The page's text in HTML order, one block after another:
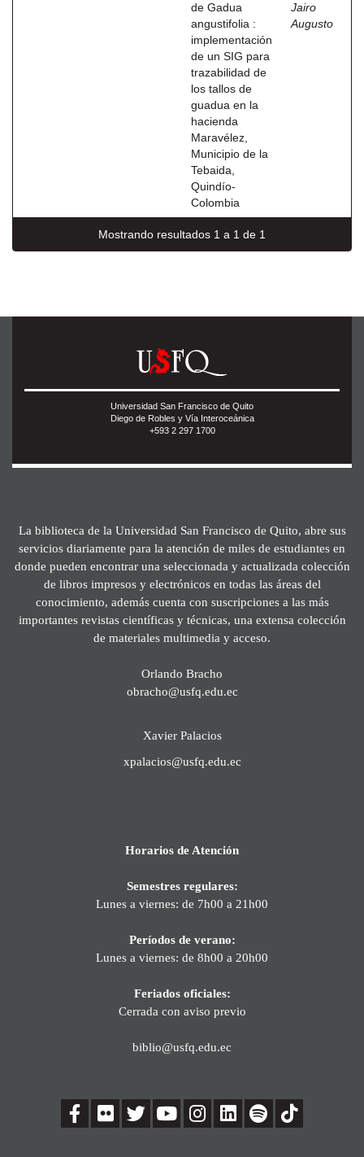
de Gadua
angustifolia :
implementación
de un SIG para
trazabilidad de
los tallos de
guadua en la
hacienda
Maravélez,
Municipio de la
Tebaida,
Quindío-
Colombia
Jairo
Augusto
Mostrando resultados 1 a 1 de 1
Universidad San Francisco de Quito
Diego de Robles y Vía Interoceánica
+593 2 297 1700
La biblioteca de la Universidad San Francisco de Quito, abre sus
servicios diariamente para la atención de miles de estudiantes en
donde pueden encontrar una seleccionada y actualizada colección
de libros impresos y electrónicos en todas las áreas del
conocimiento, además cuenta con suscripciones a las más
importantes revistas científicas y técnicas, una extensa colección
de materiales multimedia y acceso.
Orlando Bracho
obracho@usfq.edu.ec
Xavier Palacios
xpalacios@usfq.edu.ec
Horarios de Atención
Semestres regulares:
Lunes a viernes: de 7h00 a 21h00
Períodos de verano:
Lunes a viernes: de 8h00 a 20h00
Feriados oficiales:
Cerrada con aviso previo
biblio@usfq.edu.ec